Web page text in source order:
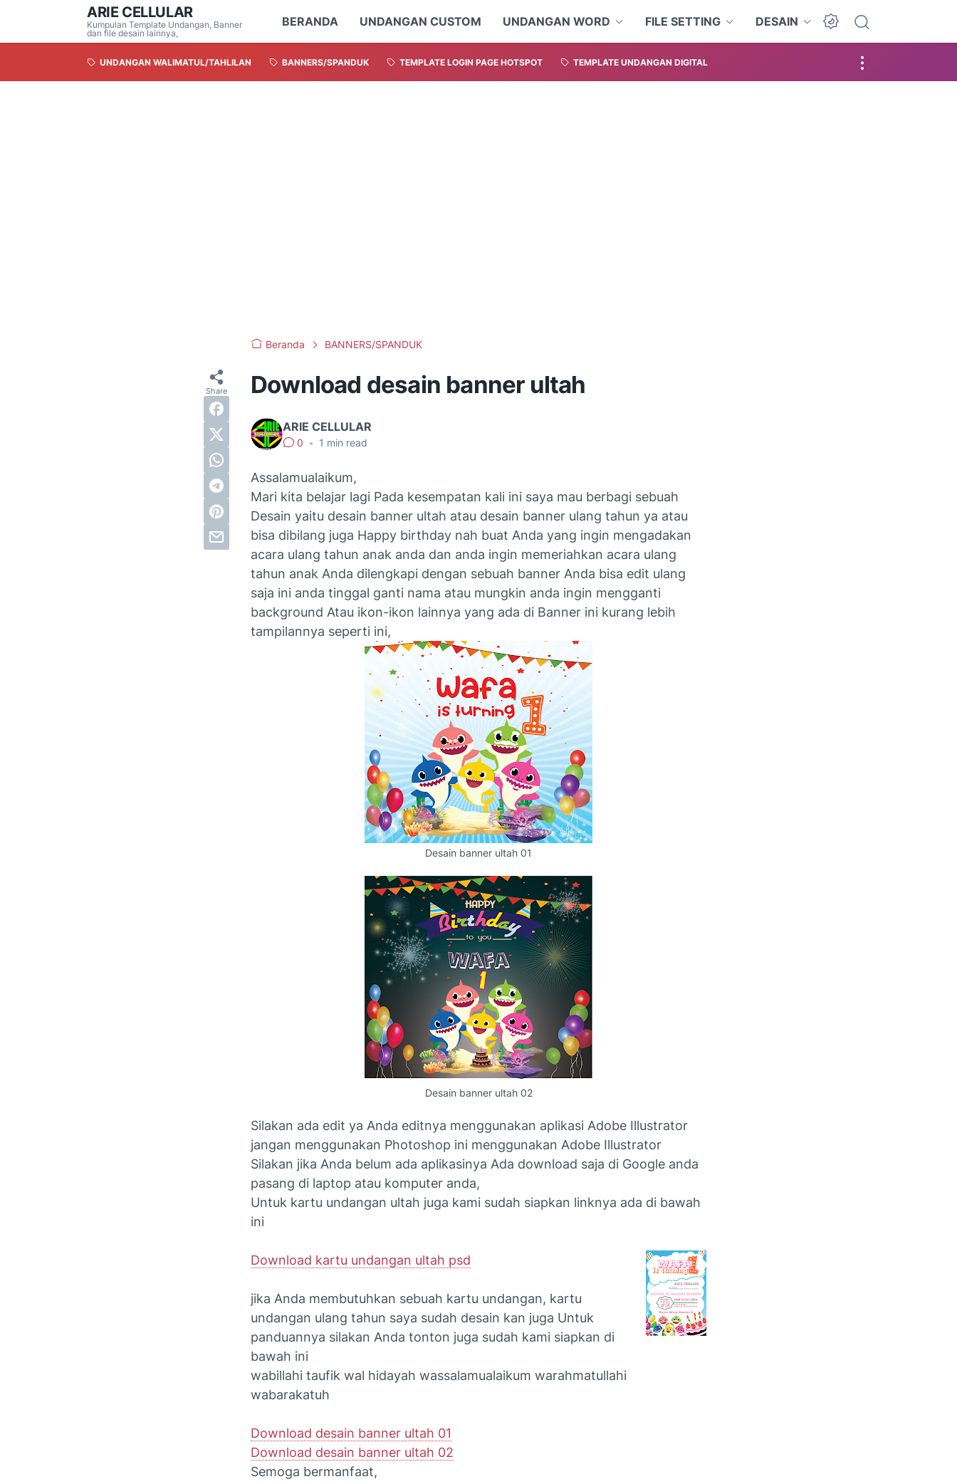
ARIE CELLULAR
Kumpulan Template Undangan, Banner
dan file desain lainnya,
BERANDA UNDANGAN CUSTOM UNDANGAN WORD FILE SETTING DESAIN
UNDANGAN WALIMATUL/TAHLILAN BANNERS/SPANDUK TEMPLATE LOGIN PAGE HOTSPOT TEMPLATE UNDANGAN DIGITAL
Beranda BANNERS/SPANDUK
Download desain banner ultah
ARIE CELLULAR
0 • 1 min read
Assalamualaikum,
Mari kita belajar lagi Pada kesempatan kali ini saya mau berbagi sebuah
Desain yaitu desain banner ultah atau desain banner ulang tahun ya atau
bisa dibilang juga Happy birthday nah buat Anda yang ingin mengadakan
acara ulang tahun anak anda dan anda ingin memeriahkan acara ulang
tahun anak Anda dilengkapi dengan sebuah banner Anda bisa edit ulang
saja ini anda tinggal ganti nama atau mungkin anda ingin mengganti
background Atau ikon-ikon lainnya yang ada di Banner ini kurang lebih
tampilannya seperti ini,
Desain banner ultah 01
Desain banner ultah 02
Silakan ada edit ya Anda editnya menggunakan aplikasi Adobe Illustrator
jangan menggunakan Photoshop ini menggunakan Adobe Illustrator
Silakan jika Anda belum ada aplikasinya Ada download saja di Google anda
pasang di laptop atau komputer anda,
Untuk kartu undangan ultah juga kami sudah siapkan linknya ada di bawah
ini
Download kartu undangan ultah psd
jika Anda membutuhkan sebuah kartu undangan, kartu
undangan ulang tahun saya sudah desain kan juga Untuk
panduannya silakan Anda tonton juga sudah kami siapkan di
bawah ini
wabillahi taufik wal hidayah wassalamualaikum warahmatullahi
wabarakatuh
Download desain banner ultah 01
Download desain banner ultah 02
Semoga bermanfaat,